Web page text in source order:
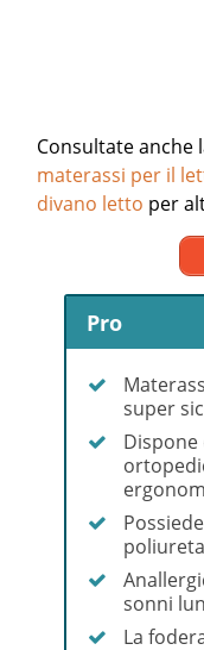
Consultate anche
materassi per il
divano letto per
Pro
super
sonni
La